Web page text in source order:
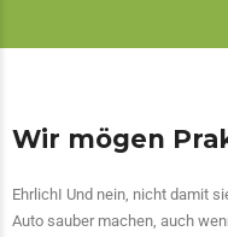
Wir mögen
EhrlichI Und nein, nicht damit
Auto sauber machen, auch